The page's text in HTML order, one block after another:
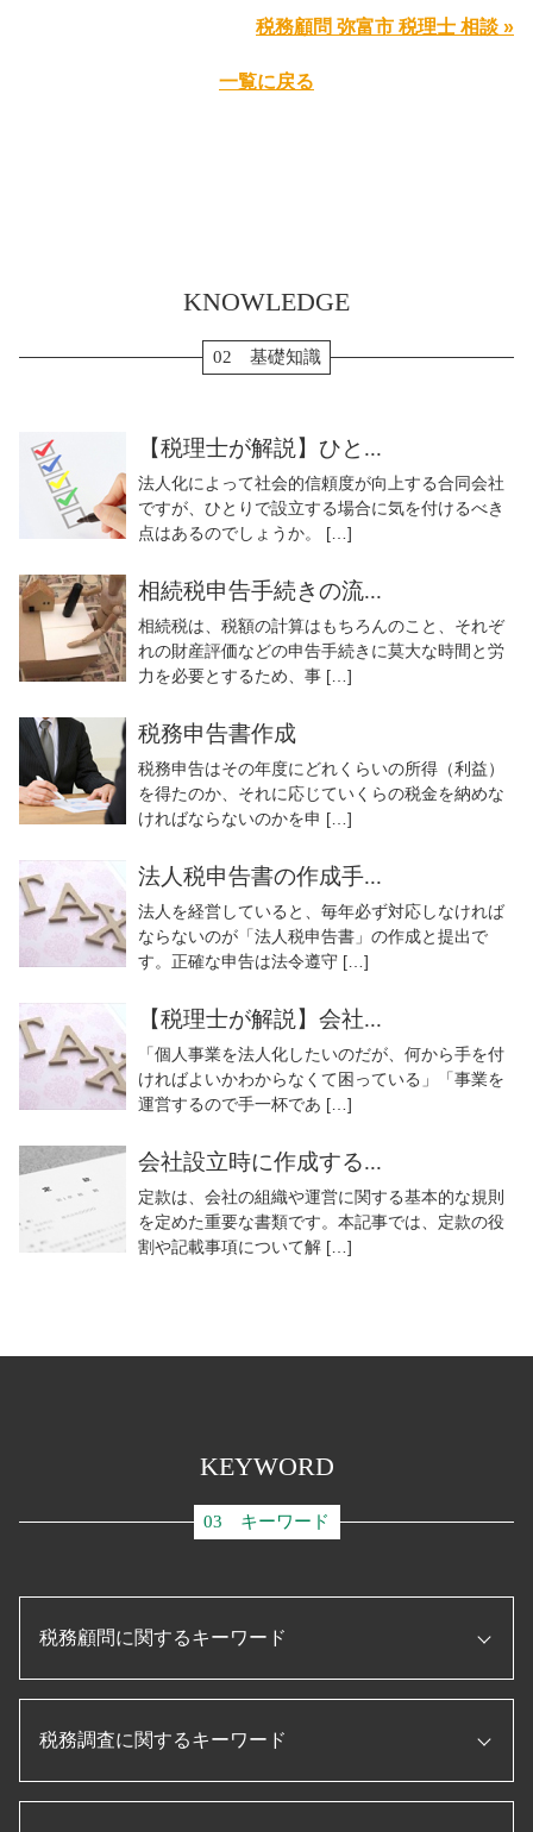
税務顧問 弥富市 税理士 相談 »
一覧に戻る
KNOWLEDGE
02 基礎知識
【税理士が解説】ひと...
法人化によって社会的信頼度が向上する合同会社
ですが、ひとりで設立する場合に気を付けるべき
点はあるのでしょうか。 […]
相続税申告手続きの流...
相続税は、税額の計算はもちろんのこと、それぞ
れの財産評価などの申告手続きに莫大な時間と労
力を必要とするため、事 […]
税務申告書作成
税務申告はその年度にどれくらいの所得（利益）
を得たのか、それに応じていくらの税金を納めな
ければならないのかを申 […]
法人税申告書の作成手...
法人を経営していると、毎年必ず対応しなければ
ならないのが「法人税申告書」の作成と提出で
す。正確な申告は法令遵守 […]
【税理士が解説】会社...
「個人事業を法人化したいのだが、何から手を付
ければよいかわからなくて困っている」「事業を
運営するので手一杯であ […]
会社設立時に作成する...
定款は、会社の組織や運営に関する基本的な規則
を定めた重要な書類です。本記事では、定款の役
割や記載事項について解 […]
KEYWORD
03 キーワード
税務顧問に関するキーワード
プロパー融資 とは
法人税 申告書 作成
税務調査に関するキーワード